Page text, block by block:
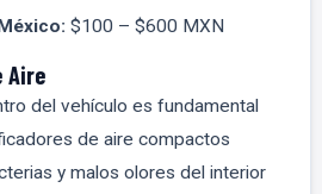
$100 – $600 MXN
Aire
del vehículo es fundamental
de aire compactos
y malos olores del interior